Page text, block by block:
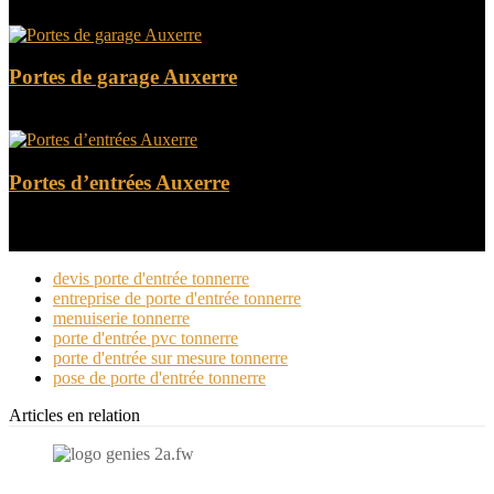
Portes de garage Auxerre
Portes d’entrées Auxerre
devis porte d'entrée tonnerre
entreprise de porte d'entrée tonnerre
menuiserie tonnerre
porte d'entrée pvc tonnerre
porte d'entrée sur mesure tonnerre
pose de porte d'entrée tonnerre
Articles en relation